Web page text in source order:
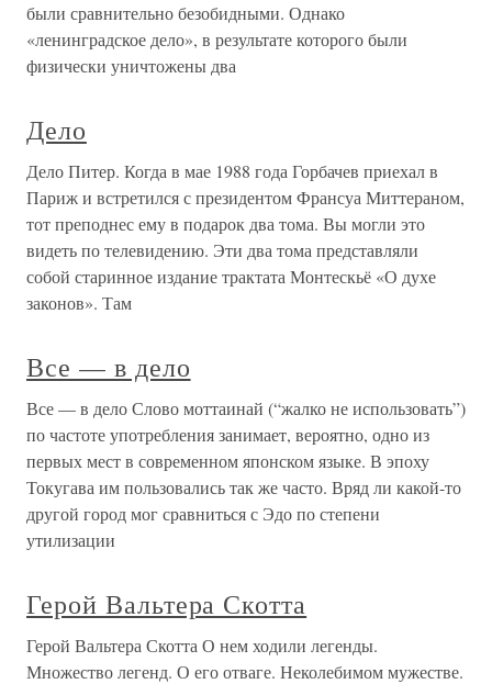
были сравнительно безобидными. Однако
«ленинградское дело», в результате которого были
физически уничтожены два
Дело
Дело Питер. Когда в мае 1988 года Горбачев приехал в
Париж и встретился с президентом Франсуа Миттераном,
тот преподнес ему в подарок два тома. Вы могли это
видеть по телевидению. Эти два тома представляли
собой старинное издание трактата Монтескьё «О духе
законов». Там
Все — в дело
Все — в дело Слово моттаинай (“жалко не использовать”)
по частоте употребления занимает, вероятно, одно из
первых мест в современном японском языке. В эпоху
Токугава им пользовались так же часто. Вряд ли какой-то
другой город мог сравниться с Эдо по степени
утилизации
Герой Вальтера Скотта
Герой Вальтера Скотта О нем ходили легенды.
Множество легенд. О его отваге. Неколебимом мужестве.